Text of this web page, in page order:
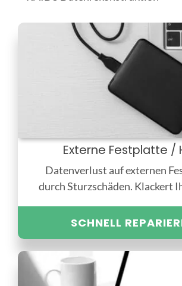
Externe Festplatte /
Datenverlust auf externen
durch Sturzschäden. Klackert
SCHNELL